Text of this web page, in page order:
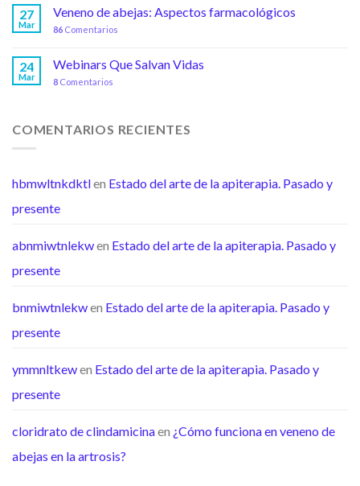
27
Mar
Veneno de abejas: Aspectos farmacológicos
86 Comentarios
24
Mar
Webinars Que Salvan Vidas
8 Comentarios
COMENTARIOS RECIENTES
hbmwltnkdktlen Estado del arte de la apiterapia. Pasado y
presente
abnmiwtnlekwen Estado del arte de la apiterapia. Pasado y
presente
bnmiwtnlekwen Estado del arte de la apiterapia. Pasado y
presente
ymmnltkewen Estado del arte de la apiterapia. Pasado y
presente
cloridrato de clindamicinaen ¿Cómo funciona en veneno de
abejas en la artrosis?